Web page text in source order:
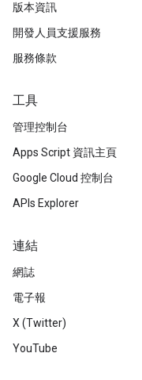
版本資訊
開發人員支援服務
服務條款
工具
管理控制台
Apps Script 資訊主頁
Google Cloud 控制台
APIs Explorer
連結
網誌
電子報
X (Twitter)
YouTube